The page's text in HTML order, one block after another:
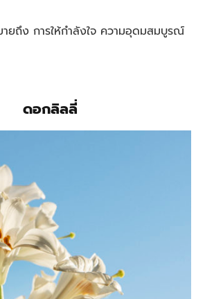
ยถึง การให้กำลังใจ ความอุดมสมบูรณ์
ดอกลิลลี่